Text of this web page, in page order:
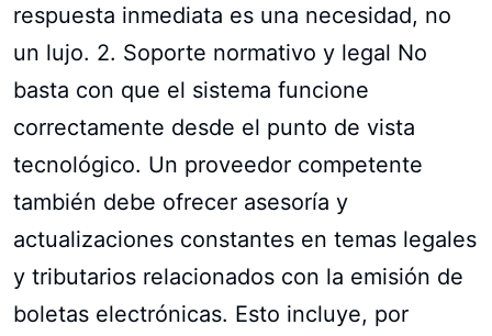
respuesta inmediata es una necesidad, no
un lujo. 2. Soporte normativo y legal No
basta con que el sistema funcione
correctamente desde el punto de vista
tecnológico. Un proveedor competente
también debe ofrecer asesoría y
actualizaciones constantes en temas legales
y tributarios relacionados con la emisión de
boletas electrónicas. Esto incluye, por